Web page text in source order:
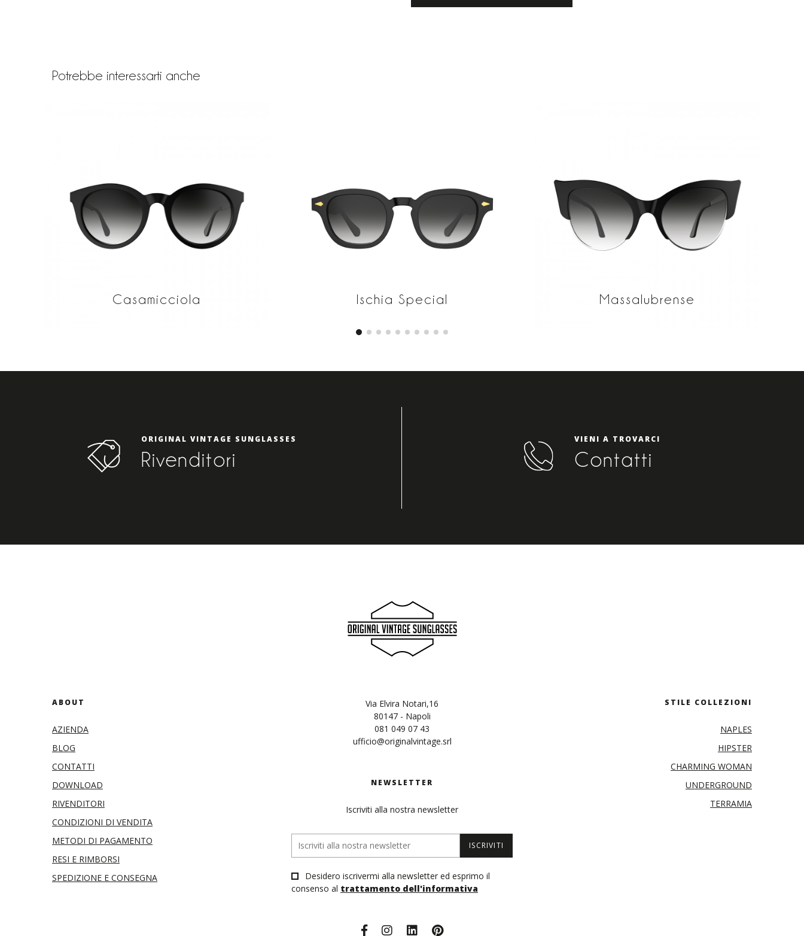
Potrebbe interessarti anche
Casamicciola Ischia Special Massalubrense
ORIGINAL VINTAGE SUNGLASSES
Rivenditori
VIENI A TROVARCI
Contatti
ABOUT
AZIENDA
BLOG
CONTATTI
DOWNLOAD
RIVENDITORI
CONDIZIONI DI VENDITA
METODI DI PAGAMENTO
RESI E RIMBORSI
SPEDIZIONE E CONSEGNA
Via Elvira Notari,16
80147 - Napoli
081 049 07 43
ufficio@originalvintage.srl
NEWSLETTER
Iscriviti alla nostra newsletter
ISCRIVITI
Desidero iscrivermi alla newsletter ed esprimo il
consenso al trattamento dell'informativa
STILE COLLEZIONI
NAPLES
HIPSTER
CHARMING WOMAN
UNDERGROUND
TERRAMIA